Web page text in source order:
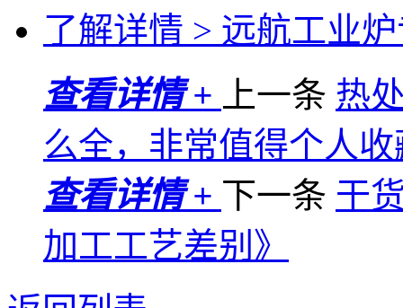
了解详情 > 远航工业
查看详情 +
上一条 热
么全，非常值得个人收
查看详情 + 下一条 干
加工工艺差别》